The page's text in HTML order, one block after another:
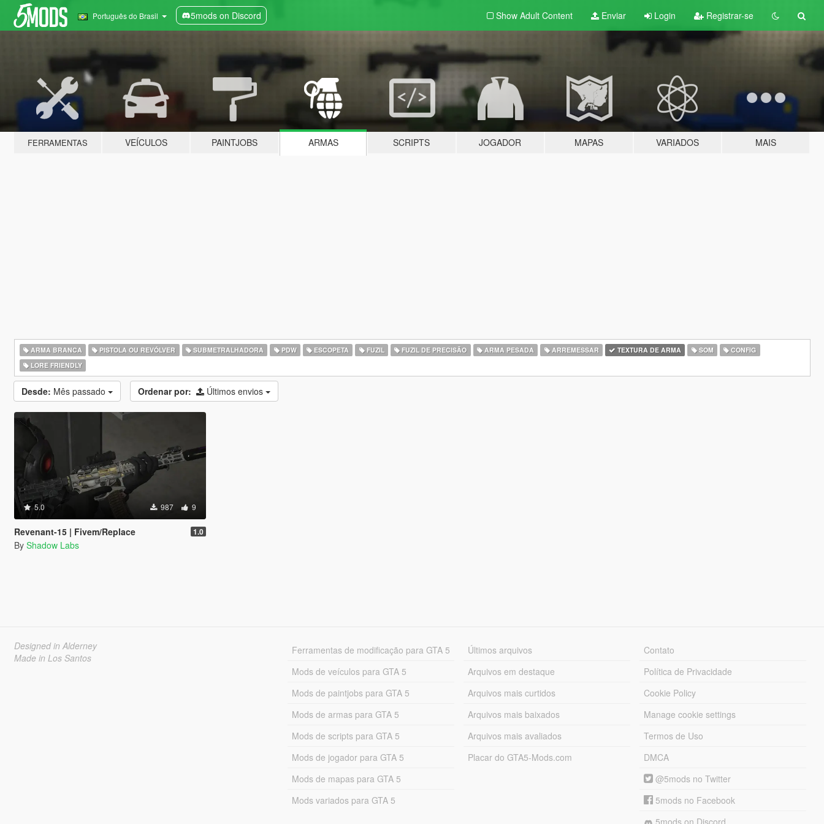
Português do Brasil 5mods on Discord Show Adult Content Enviar Login Registrar-se
FERRAMENTAS VEÍCULOS PAINTJOBS ARMAS SCRIPTS JOGADOR MAPAS VARIADOS MAIS
ARMA BRANCA PISTOLA OU REVÓLVER SUBMETRALHADORA PDW ESCOPETA FUZIL FUZIL DE PRECISÃO ARMA PESADA ARREMESSAR TEXTURA DE ARMA SOM
CONFIG
LORE FRIENDLY
Desde: Mês passado Ordenar por: Últimos envios
5.0 987 9
Revenant-15 | Fivem/Replace 1.0
By Shadow Labs
Designed in Alderney
Made in Los Santos
Ferramentas de modificação para GTA 5
Mods de veículos para GTA 5
Mods de paintjobs para GTA 5
Mods de armas para GTA 5
Mods de scripts para GTA 5
Mods de jogador para GTA 5
Mods de mapas para GTA 5
Mods variados para GTA 5
Últimos arquivos
Arquivos em destaque
Arquivos mais curtidos
Arquivos mais baixados
Arquivos mais avaliados
Placar do GTA5-Mods.com
Contato
Política de Privacidade
Cookie Policy
Manage cookie settings
Termos de Uso
DMCA
@5mods no Twitter
5mods no Facebook
5mods on Discord